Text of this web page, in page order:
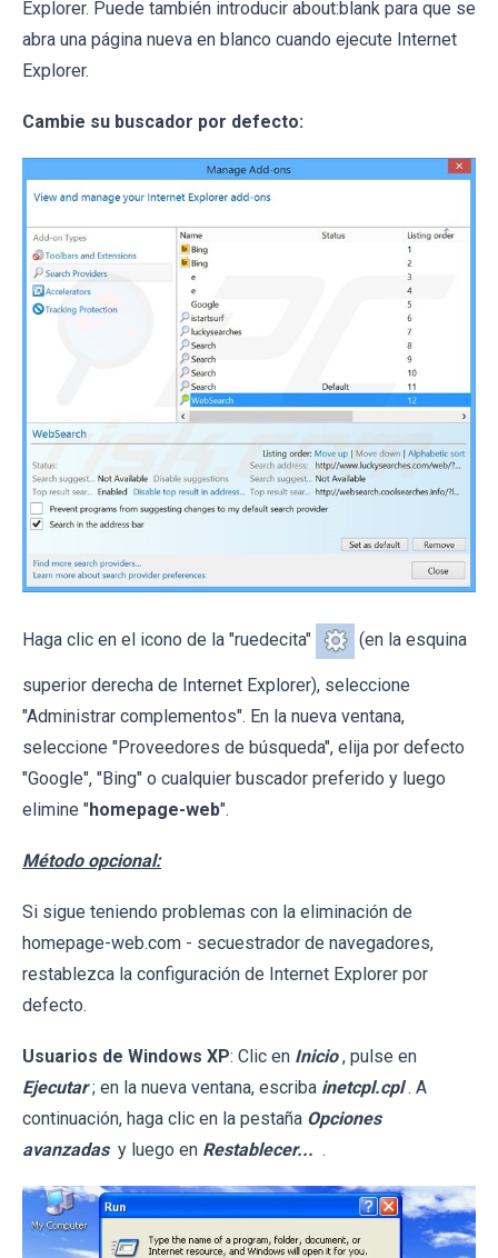
Explorer. Puede también introducir about:blank para que se
abra una página nueva en blanco cuando ejecute Internet
Explorer.
Cambie su buscador por defecto:
Haga clic en el icono de la "ruedecita" (en la esquina
superior derecha de Internet Explorer), seleccione
"Administrar complementos". En la nueva ventana,
seleccione "Proveedores de búsqueda", elija por defecto
"Google", "Bing" o cualquier buscador preferido y luego
elimine "homepage-web".
Método opcional:
Si sigue teniendo problemas con la eliminación de
homepage-web.com - secuestrador de navegadores,
restablezca la configuración de Internet Explorer por
defecto.
Usuarios de Windows XP: Clic en Inicio , pulse en
Ejecutar ; en la nueva ventana, escriba inetcpl.cpl . A
continuación, haga clic en la pestaña Opciones
avanzadas y luego en Restablecer... .